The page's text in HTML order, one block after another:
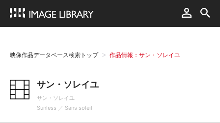
映像作品データベース検索トップ 作品情報：サン・ソレイユ
サン・ソレイユ
サン・ソレイユ
Sunless ／ Sans soleil